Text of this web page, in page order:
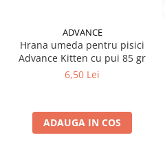
ADVANCE
Hrana umeda pentru pisici
Advance Kitten cu pui 85 gr
6,50 Lei
ADAUGA IN COS